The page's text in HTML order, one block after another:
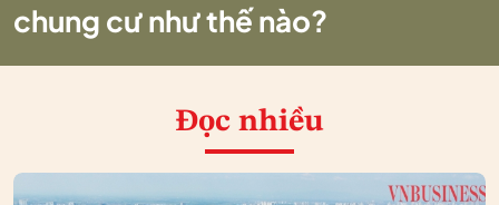
chung cư như thế nào?
Đọc nhiều